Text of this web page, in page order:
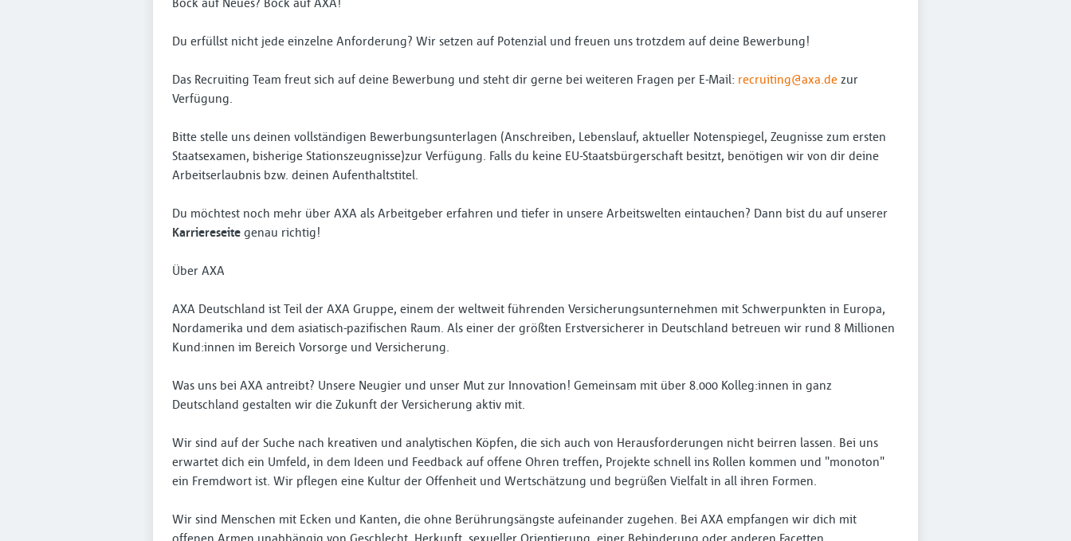
Du erfüllst nicht jede einzelne Anforderung? Wir setzen auf Potenzial und freuen uns trotzdem auf deine Bewerbung!
Das Recruiting Team freut sich auf deine Bewerbung und steht dir gerne bei weiteren Fragen per E-Mail: recruiting@axa.de zur
Verfügung.
Bitte stelle uns deinen vollständigen Bewerbungsunterlagen (Anschreiben, Lebenslauf, aktueller Notenspiegel, Zeugnisse zum ersten
Staatsexamen, bisherige Stationszeugnisse)zur Verfügung. Falls du keine EU-Staatsbürgerschaft besitzt, benötigen wir von dir deine
Arbeitserlaubnis bzw. deinen Aufenthaltstitel.
Du möchtest noch mehr über AXA als Arbeitgeber erfahren und tiefer in unsere Arbeitswelten eintauchen? Dann bist du auf unserer
Karriereseite genau richtig!
Über AXA
AXA Deutschland ist Teil der AXA Gruppe, einem der weltweit führenden Versicherungsunternehmen mit Schwerpunkten in Europa,
Nordamerika und dem asiatisch-pazifischen Raum. Als einer der größten Erstversicherer in Deutschland betreuen wir rund 8 Millionen
Kund:innen im Bereich Vorsorge und Versicherung.
Was uns bei AXA antreibt? Unsere Neugier und unser Mut zur Innovation! Gemeinsam mit über 8.000 Kolleg:innen in ganz
Deutschland gestalten wir die Zukunft der Versicherung aktiv mit.
Wir sind auf der Suche nach kreativen und analytischen Köpfen, die sich auch von Herausforderungen nicht beirren lassen. Bei uns
erwartet dich ein Umfeld, in dem Ideen und Feedback auf offene Ohren treffen, Projekte schnell ins Rollen kommen und "monoton"
ein Fremdwort ist. Wir pflegen eine Kultur der Offenheit und Wertschätzung und begrüßen Vielfalt in all ihren Formen.
Wir sind Menschen mit Ecken und Kanten, die ohne Berührungsängste aufeinander zugehen. Bei AXA empfangen wir dich mit
offenen Armen unabhängig von Geschlecht, Herkunft, sexueller Orientierung, einer Behinderung oder anderen Facetten.